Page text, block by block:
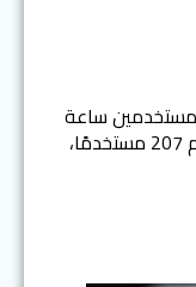
ساعة
MTP-1314D من Casio كاسيو، بتقييم 207 مستخدمًا،